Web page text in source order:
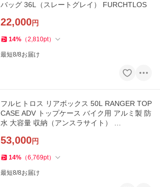
バッグ 36L（スレートグレイ） FURCHTLOS
22,000円
14% （2,810pt）
最短8/8お届け
フルヒトロス リアボックス 50L RANGER TOP
CASE ADV トップケース バイク用 アルミ製 防
水 大容量 収納（アンスラサイト） …
53,000円
14% （6,769pt）
最短8/8お届け